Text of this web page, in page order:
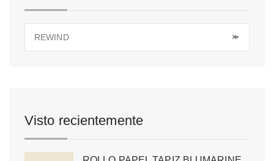
×
REWIND
Visto recientemente